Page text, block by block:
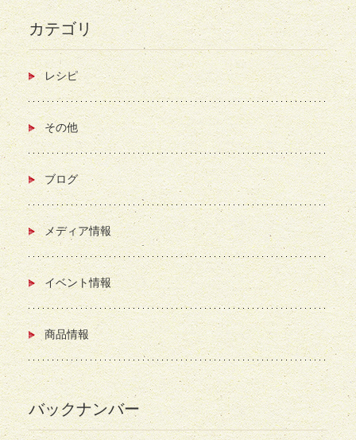
カテゴリ
レシピ
その他
ブログ
メディア情報
イベント情報
商品情報
バックナンバー